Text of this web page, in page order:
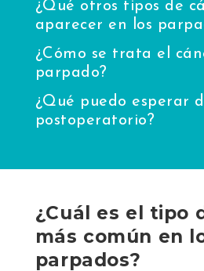
¿Qué otros tipos de
aparecer en los
¿Cómo se trata el
parpado?
¿Qué puedo esperar
postoperatorio?
¿Cuál es el tipo
más común en
parpados?